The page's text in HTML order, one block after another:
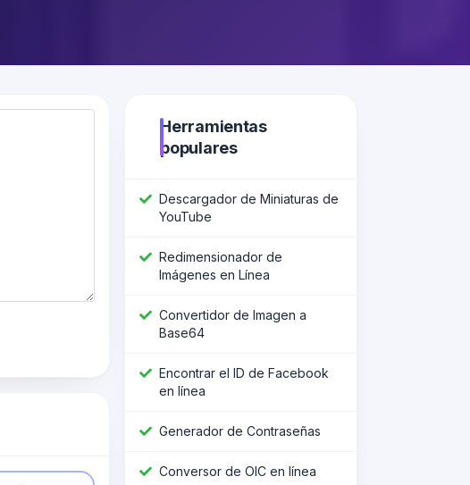
Herramientas
populares
Descargador de Miniaturas de
YouTube
Redimensionador de
Imágenes en Línea
Convertidor de Imagen a
Base64
Encontrar el ID de Facebook
en línea
Generador de Contraseñas
Conversor de OIC en línea